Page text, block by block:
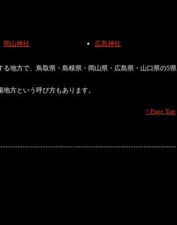
岡山神社
広島神社
地方で、鳥取県・島根県・岡山県・広島県・山口県の5県
方という呼び方もあります。
^ Page Top